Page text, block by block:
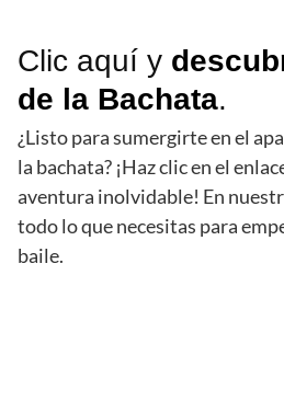
Clic aquí y
de la Bachata.
¿Listo para sumergirte en el
la bachata? ¡Haz clic en el
aventura inolvidable! En
todo lo que necesitas para
baile.